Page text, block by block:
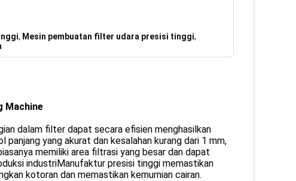
, Mesin pembuatan filter udara presisi tinggi,
Machine
dalam filter dapat secara efisien menghasilkan
yang akurat dan kesalahan kurang dari 1 mm,
memiliki area filtrasi yang besar dan dapat
industriManufaktur presisi tinggi memastikan
kotoran dan memastikan kemurnian cairan.